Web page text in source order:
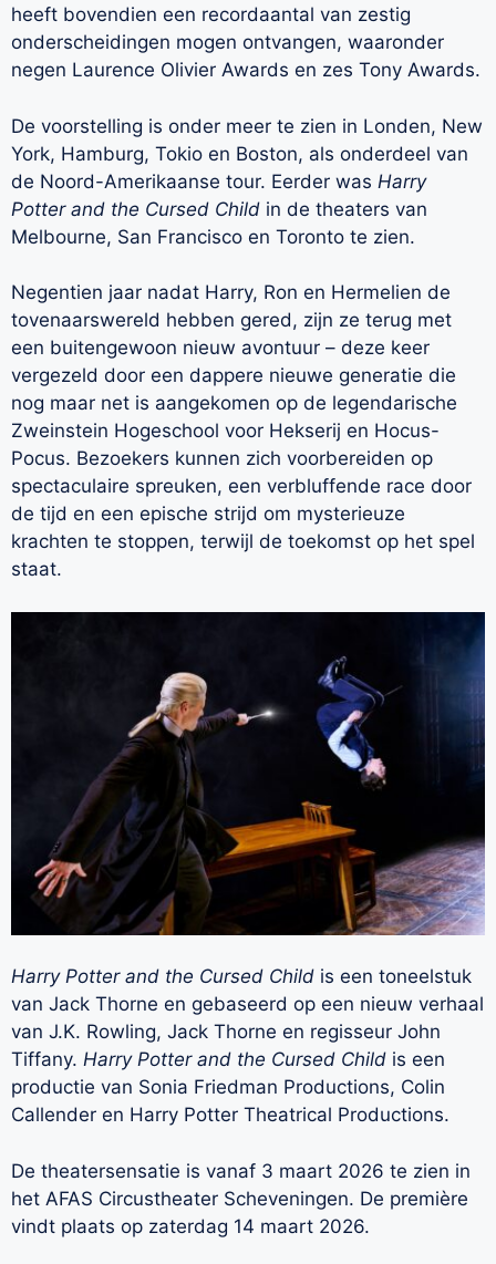
heeft bovendien een recordaantal van zestig
onderscheidingen mogen ontvangen, waaronder
negen Laurence Olivier Awards en zes Tony Awards.
De voorstelling is onder meer te zien in Londen, New
York, Hamburg, Tokio en Boston, als onderdeel van
de Noord-Amerikaanse tour. Eerder was Harry
Potter and the Cursed Child in de theaters van
Melbourne, San Francisco en Toronto te zien.
Negentien jaar nadat Harry, Ron en Hermelien de
tovenaarswereld hebben gered, zijn ze terug met
een buitengewoon nieuw avontuur – deze keer
vergezeld door een dappere nieuwe generatie die
nog maar net is aangekomen op de legendarische
Zweinstein Hogeschool voor Hekserij en Hocus-
Pocus. Bezoekers kunnen zich voorbereiden op
spectaculaire spreuken, een verbluffende race door
de tijd en een epische strijd om mysterieuze
krachten te stoppen, terwijl de toekomst op het spel
staat.
Harry Potter and the Cursed Child is een toneelstuk
van Jack Thorne en gebaseerd op een nieuw verhaal
van J.K. Rowling, Jack Thorne en regisseur John
Tiffany. Harry Potter and the Cursed Child is een
productie van Sonia Friedman Productions, Colin
Callender en Harry Potter Theatrical Productions.
De theatersensatie is vanaf 3 maart 2026 te zien in
het AFAS Circustheater Scheveningen. De première
vindt plaats op zaterdag 14 maart 2026.